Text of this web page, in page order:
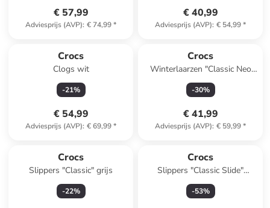
€ 57,99
Adviesprijs (AVP): € 74,99*
€ 40,99
Adviesprijs (AVP): € 54,99*
Crocs
Clogs wit
-21%
€ 54,99
Adviesprijs (AVP): € 69,99*
Crocs
Winterlaarzen "Classic Neo
Puff" zwart
-30%
€ 41,99
Adviesprijs (AVP): € 59,99*
Crocs
Slippers "Classic" grijs
-22%
Crocs
Slippers "Classic Slide"
donkerblauw
-53%